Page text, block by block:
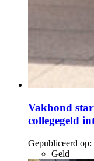
Vakbond
collegegeld
Gepubliceerd op:
Geld